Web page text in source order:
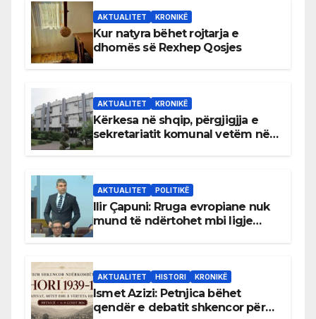
AKTUALITET KRONIKË
Kur natyra bëhet rojtarja e
dhomës së Rexhep Qosjes
AKTUALITET KRONIKË
Kërkesa në shqip, përgjigjja e
sekretariatit komunal vetëm në
AKTUALITET POLITIKË
Ilir Çapuni: Rruga evropiane nuk
mund të ndërtohet mbi ligje
AKTUALITET HISTORI KRONIKË
Ismet Azizi: Petnjica bëhet
qendër e debatit shkencor për